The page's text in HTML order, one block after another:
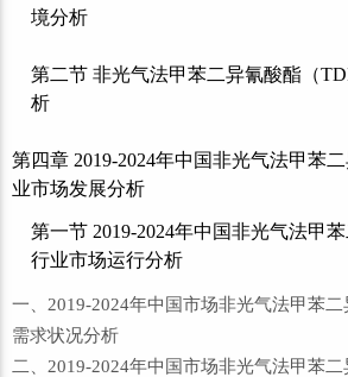
境分析
第二节 非光气法甲苯二异氰酸酯（
析
第四章 2019-2024年中国非光气法甲苯
业市场发展分析
第一节 2019-2024年中国非光气法甲
行业市场运行分析
一、2019-2024年中国市场非光气法甲苯
需求状况分析
二、2019-2024年中国市场非光气法甲苯